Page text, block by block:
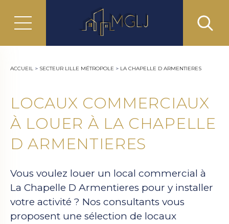
ACCUEIL > SECTEUR LILLE MÉTROPOLE > LA CHAPELLE D ARMENTIERES
LOCAUX COMMERCIAUX
À LOUER À LA CHAPELLE
D ARMENTIERES
Vous voulez louer un local commercial à
La Chapelle D Armentieres pour y installer
votre activité ? Nos consultants vous
proposent une sélection de locaux